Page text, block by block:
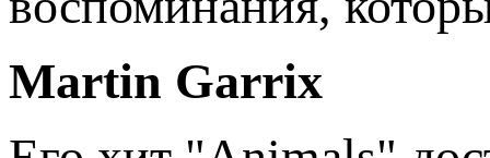
Martin Garrix